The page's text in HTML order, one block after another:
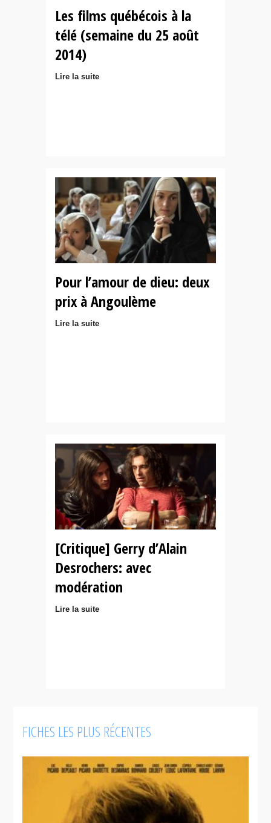
Les films québécois à la
télé (semaine du 25 août
2014)
Lire la suite
Pour l’amour de dieu: deux
prix à Angoulème
Lire la suite
[Critique] Gerry d’Alain
Desrochers: avec
modération
Lire la suite
FICHES LES PLUS RÉCENTES